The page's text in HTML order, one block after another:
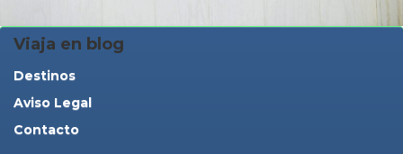
Viaja en blog
Destinos
Aviso Legal
Contacto